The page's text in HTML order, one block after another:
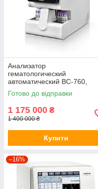
Анализатор
гематологический
автоматический ВС-760,
Mindray, (113303)
Готово до відправки
1 175 000 ₴
1 400 000 ₴
Купити
–16%